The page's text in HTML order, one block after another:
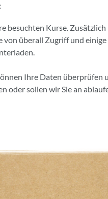
Kurse.
überall Zugriff und
Ihre Daten überprüfen
oder sollen wir Sie an